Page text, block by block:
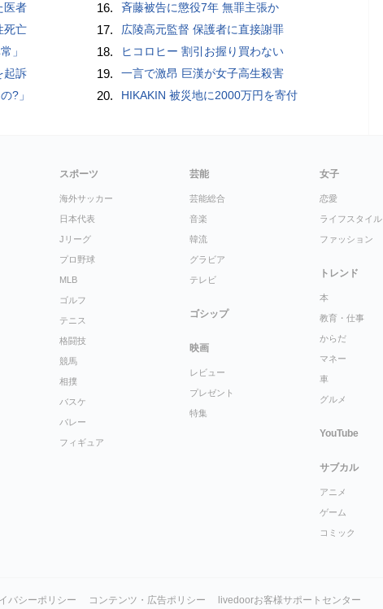
医者
死亡
」
起訴
?」
16. 斉藤被告に懲役7年 無罪主張か
17. 広陵高元監督 保護者に直接謝罪
18. ヒコロヒー 割引お握り買わない
19. 一言で激昂 巨漢が女子高生殺害
20. HIKAKIN 被災地に2000万円を寄付
スポーツ
海外サッカー
日本代表
Jリーグ
プロ野球
MLB
ゴルフ
テニス
格闘技
競馬
相撲
バスケ
バレー
フィギュア
芸能
芸能総合
音楽
韓流
グラビア
テレビ
ゴシップ
映画
レビュー
プレゼント
特集
女子
恋愛
ライフスタイル
ファッション
トレンド
本
教育・仕事
からだ
マネー
車
グルメ
YouTube
サブカル
アニメ
ゲーム
コミック
バシーポリシー コンテンツ・広告ポリシー livedoorお客様サポートセンター